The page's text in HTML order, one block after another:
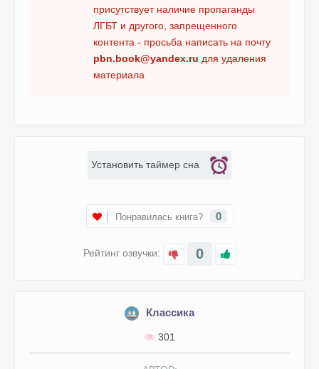
присутствует наличие пропаганды
ЛГБТ и другого, запрещенного
контента - просьба написать на почту
pbn.book@yandex.ru для удаления
материала
Рейтинг озвучки: 0
Понравилась книга? 0
Установить таймер сна
Классика
301